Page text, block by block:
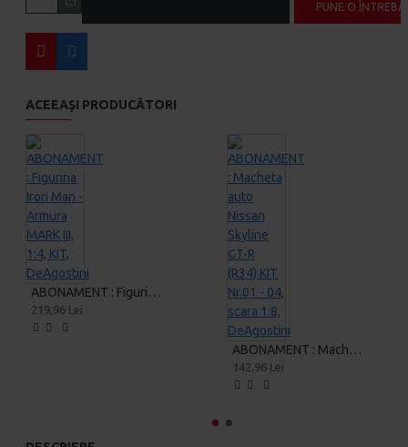
PUNE O
ACEEAȘI PRODUCĂTORI
ABONAMENT : Figurina Iron Man - Armura MARK III, 1:4, KIT, DeAgostini
219,96 Lei
ABONAMENT : Macheta auto Nissan Skyline GT-R (R34) KIT Nr.01 - 04, scara 1:8, DeAgostini
142,96 Lei